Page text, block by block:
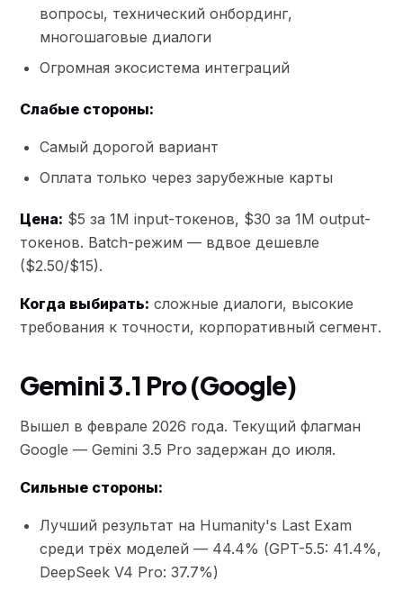
вопросы, технический онбординг,
многошаговые диалоги
Огромная экосистема интеграций
Слабые стороны:
Самый дорогой вариант
Оплата только через зарубежные карты
Цена: $5 за 1M input-токенов, $30 за 1M output-
токенов. Batch-режим — вдвое дешевле
($2.50/$15).
Когда выбирать: сложные диалоги, высокие
требования к точности, корпоративный сегмент.
Gemini 3.1 Pro (Google)
Вышел в феврале 2026 года. Текущий флагман
Google — Gemini 3.5 Pro задержан до июля.
Сильные стороны:
Лучший результат на Humanity's Last Exam
среди трёх моделей — 44.4% (GPT-5.5: 41.4%,
DeepSeek V4 Pro: 37.7%)